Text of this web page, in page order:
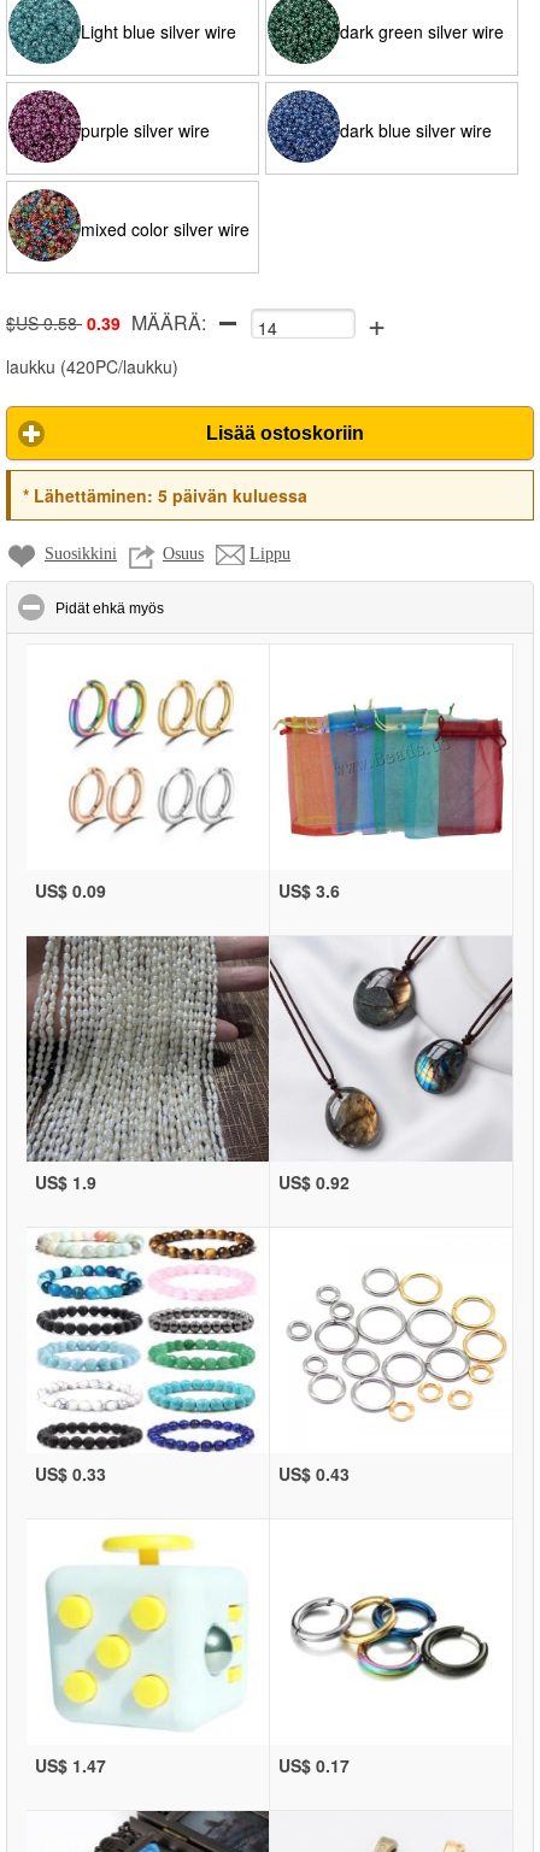
Light blue silver wire dark green silver wire
purple silver wire dark blue silver wire
mixed color silver wire
$US 0.58 0.39 MÄÄRÄ: +
laukku (420PC/laukku)
Lisää ostoskoriin
*Lähettäminen: 5 päivän kuluessa
Suosikkini Osuus Lippu
Pidät ehkä myös
US$ 0.09 US$ 3.6
US$ 1.9 US$ 0.92
US$ 0.33 US$ 0.43
US$ 1.47 US$ 0.17